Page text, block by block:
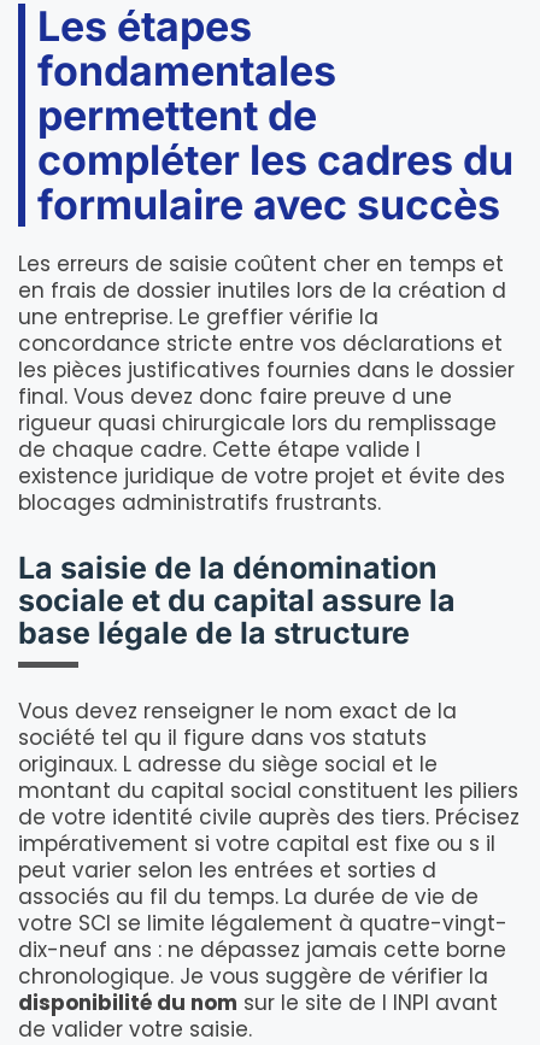
Les étapes
fondamentales
permettent de
compléter les cadres du
formulaire avec succès
Les erreurs de saisie coûtent cher en temps et
en frais de dossier inutiles lors de la création d
une entreprise. Le greffier vérifie la
concordance stricte entre vos déclarations et
les pièces justificatives fournies dans le dossier
final. Vous devez donc faire preuve d une
rigueur quasi chirurgicale lors du remplissage
de chaque cadre. Cette étape valide l
existence juridique de votre projet et évite des
blocages administratifs frustrants.
La saisie de la dénomination
sociale et du capital assure la
base légale de la structure
Vous devez renseigner le nom exact de la
société tel qu il figure dans vos statuts
originaux. L adresse du siège social et le
montant du capital social constituent les piliers
de votre identité civile auprès des tiers. Précisez
impérativement si votre capital est fixe ou s il
peut varier selon les entrées et sorties d
associés au fil du temps. La durée de vie de
votre SCI se limite légalement à quatre-vingt-
dix-neuf ans : ne dépassez jamais cette borne
chronologique. Je vous suggère de vérifier la
disponibilité du nom sur le site de l INPI avant
de valider votre saisie.